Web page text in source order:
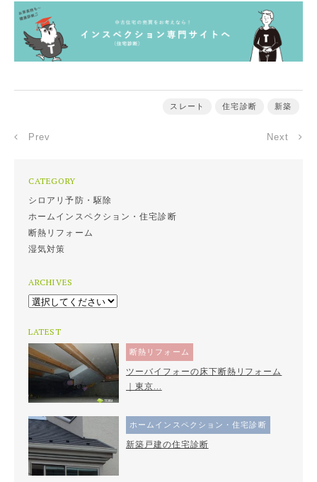
スレート 住宅診断 新築
Prev Next
CATEGORY
シロアリ予防・駆除
ホームインスペクション・住宅診断
断熱リフォーム
湿気対策
ARCHIVES
LATEST
断熱リフォーム
ツーバイフォーの床下断熱リフォーム
｜東京...
ホームインスペクション・住宅診断
新築戸建の住宅診断